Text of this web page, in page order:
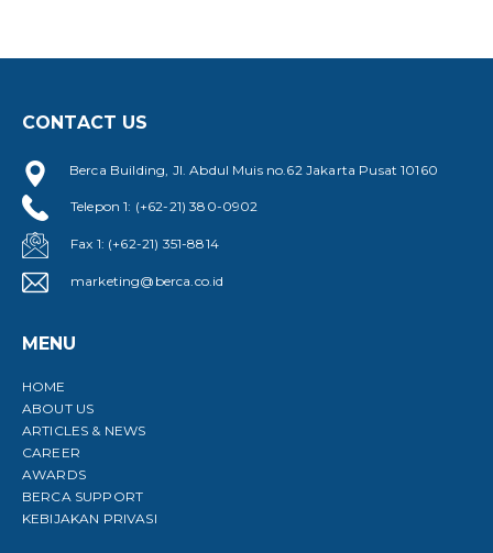
CONTACT US
Berca Building, Jl. Abdul Muis no.62 Jakarta Pusat 10160
Telepon 1: (+62-21) 380-0902
Fax 1: (+62-21) 351-8814
marketing@berca.co.id
MENU
HOME
ABOUT US
ARTICLES & NEWS
CAREER
AWARDS
BERCA SUPPORT
KEBIJAKAN PRIVASI